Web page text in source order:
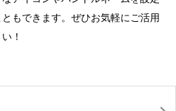
もできます。ぜひお気軽にご活用
！